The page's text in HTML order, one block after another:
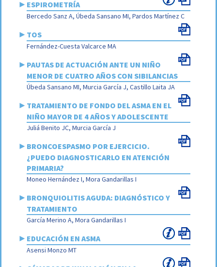
► ESPIROMETRÍA
Bercedo Sanz A, Úbeda Sansano MI, Pardos Martínez C
► TOS
Fernández-Cuesta Valcarce MA
► PAUTAS DE ACTUACIÓN ANTE UN NIÑO
MENOR DE CUATRO AÑOS CON SIBILANCIAS
Úbeda Sansano MI, Murcia García J, Castillo Laita JA
► TRATAMIENTO DE FONDO DEL ASMA EN EL
NIÑO MAYOR DE 4 AÑOS Y ADOLESCENTE
Juliá Benito JC, Murcia García J
► BRONCOESPASMO POR EJERCICIO.
¿PUEDO DIAGNOSTICARLO EN ATENCIÓN
PRIMARIA?
Moneo Hernández I, Mora Gandarillas I
► BRONQUIOLITIS AGUDA: DIAGNÓSTICO Y
TRATAMIENTO
García Merino A, Mora Gandarillas I
► EDUCACIÓN EN ASMA
Asensi Monzo MT